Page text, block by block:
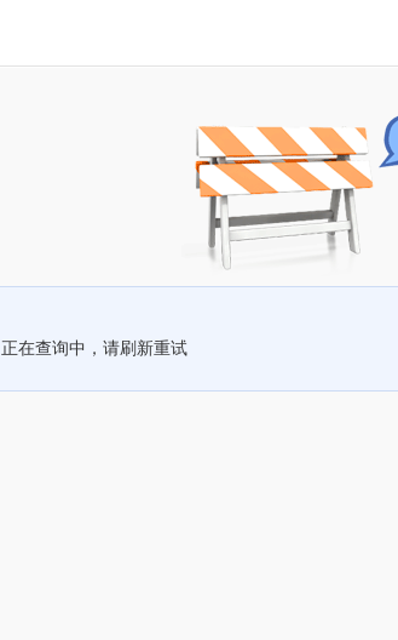
正在查询中，请刷新重试